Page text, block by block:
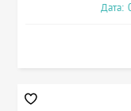
Дата: